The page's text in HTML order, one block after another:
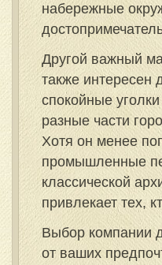
набережные
Другой важный
также интересен
спокойные
разные части
Хотя он менее
промышленные
классической
привлекает тех,
Выбор компании
от ваших